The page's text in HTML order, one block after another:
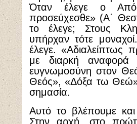
Όταν έλεγε ο
προσεύχεσθε» (Α΄
το έλεγε; Στους
υπήρχαν τότε
έλεγε. «Αδιαλείπτως
με διαρκή
ευγνωμοσύνη στον
Θεός», «Δόξα τω
σημασία.
Αυτό το βλέπουμε
Στην αρχή, στο